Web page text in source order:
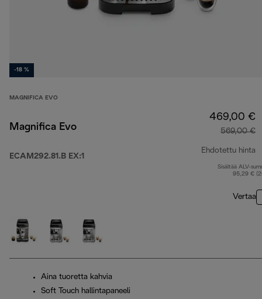
-18 %
MAGNIFICA EVO
Magnifica Evo
ECAM292.81.B EX:1
469,00 €
569,00 €
Ehdotettu hinta
Sisältää ALV-
95,29 €
Vertaa
Aina tuoretta kahvia
Soft Touch hallintapaneeli